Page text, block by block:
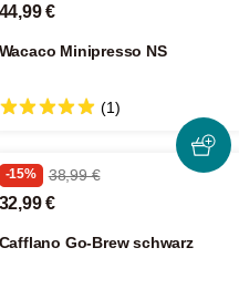
€
Minipresso NS
(1)
-15% 38,99 €
€
Go-Brew schwarz